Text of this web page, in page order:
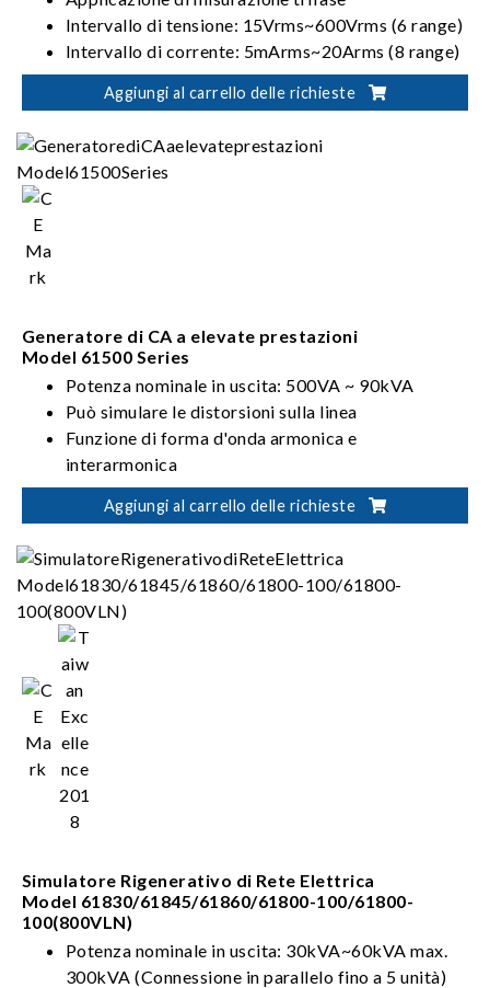
Intervallo di tensione: 15Vrms~600Vrms (6 range)
Intervallo di corrente: 5mArms~20Arms (8 range)
Modalità di cablaggio: 1P2W, 1P3W, 3P3W,
3V3A, 3P4W
Aggiungi al carrello delle richieste
Generatore di CA a elevate prestazioni
Model 61500 Series
Potenza nominale in uscita: 500VA ~ 90kVA
Può simulare le distorsioni sulla linea
Funzione di forma d'onda armonica e
interarmonica
Soddisfa i requisiti di test IEC 61000-3-2/3-3/4-
11/4-13/4-14/4-28 in materia di test
Aggiungi al carrello delle richieste
Simulatore Rigenerativo di Rete Elettrica
Model 61830/61845/61860/61800-100/61800-
100(800VLN)
Potenza nominale in uscita: 30kVA~60kVA max.
300kVA (Connessione in parallelo fino a 5 unità)